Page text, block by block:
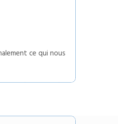
ce qui nous